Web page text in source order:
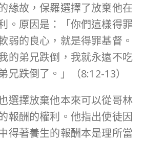
緣故，保羅選擇了放棄他在
。原因是：「你們這樣得罪
弱的良心，就是得罪基督。
的弟兄跌倒，我就永遠不吃
兄跌倒了。」（8:12-13）
選擇放棄他本來可以從哥林
報酬的權利。他指出使徒因
得著養生的報酬本是理所當